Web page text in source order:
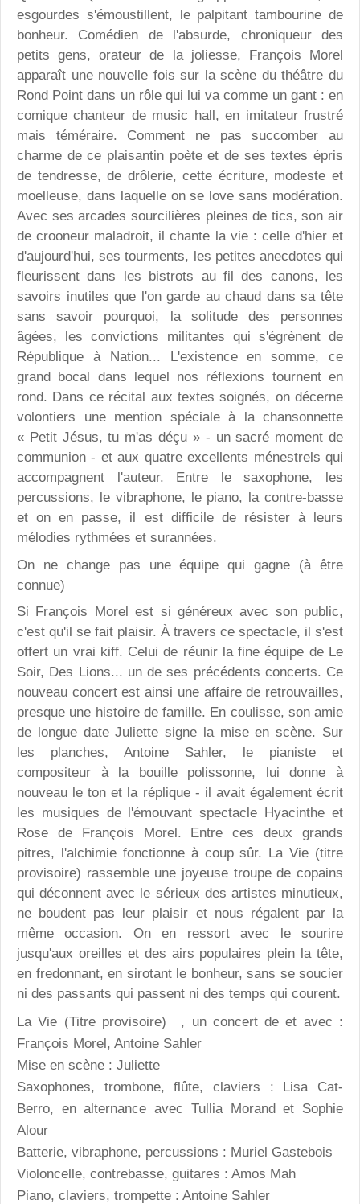
esgourdes s'émoustillent, le palpitant tambourine de
bonheur. Comédien de l'absurde, chroniqueur des
petits gens, orateur de la joliesse, François Morel
apparaît une nouvelle fois sur la scène du théâtre du
Rond Point dans un rôle qui lui va comme un gant : en
comique chanteur de music hall, en imitateur frustré
mais téméraire. Comment ne pas succomber au
charme de ce plaisantin poète et de ses textes épris
de tendresse, de drôlerie, cette écriture, modeste et
moelleuse, dans laquelle on se love sans modération.
Avec ses arcades sourcilières pleines de tics, son air
de crooneur maladroit, il chante la vie : celle d'hier et
d'aujourd'hui, ses tourments, les petites anecdotes qui
fleurissent dans les bistrots au fil des canons, les
savoirs inutiles que l'on garde au chaud dans sa tête
sans savoir pourquoi, la solitude des personnes
âgées, les convictions militantes qui s'égrènent de
République à Nation... L'existence en somme, ce
grand bocal dans lequel nos réflexions tournent en
rond. Dans ce récital aux textes soignés, on décerne
volontiers une mention spéciale à la chansonnette
« Petit Jésus, tu m'as déçu » - un sacré moment de
communion - et aux quatre excellents ménestrels qui
accompagnent l'auteur. Entre le saxophone, les
percussions, le vibraphone, le piano, la contre-basse
et on en passe, il est difficile de résister à leurs
mélodies rythmées et surannées.
On ne change pas une équipe qui gagne (à être
connue)
Si François Morel est si généreux avec son public,
c'est qu'il se fait plaisir. À travers ce spectacle, il s'est
offert un vrai kiff. Celui de réunir la fine équipe de Le
Soir, Des Lions... un de ses précédents concerts. Ce
nouveau concert est ainsi une affaire de retrouvailles,
presque une histoire de famille. En coulisse, son amie
de longue date Juliette signe la mise en scène. Sur
les planches, Antoine Sahler, le pianiste et
compositeur à la bouille polissonne, lui donne à
nouveau le ton et la réplique - il avait également écrit
les musiques de l'émouvant spectacle Hyacinthe et
Rose de François Morel. Entre ces deux grands
pitres, l'alchimie fonctionne à coup sûr. La Vie (titre
provisoire) rassemble une joyeuse troupe de copains
qui déconnent avec le sérieux des artistes minutieux,
ne boudent pas leur plaisir et nous régalent par la
même occasion. On en ressort avec le sourire
jusqu'aux oreilles et des airs populaires plein la tête,
en fredonnant, en sirotant le bonheur, sans se soucier
ni des passants qui passent ni des temps qui courent.
La Vie (Titre provisoire) , un concert de et avec :
François Morel, Antoine Sahler
Mise en scène : Juliette
Saxophones, trombone, flûte, claviers : Lisa Cat-
Berro, en alternance avec Tullia Morand et Sophie
Alour
Batterie, vibraphone, percussions : Muriel Gastebois
Violoncelle, contrebasse, guitares : Amos Mah
Piano, claviers, trompette : Antoine Sahler